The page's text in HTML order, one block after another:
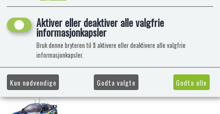
Aktiver eller deaktiver alle valgfrie
informasjonkapsler
Bruk denne bryteren til å aktivere eller deaktivere alle valgfrie
informasjonkapsler.
Kun nødvendige Godta valgte Godta alle